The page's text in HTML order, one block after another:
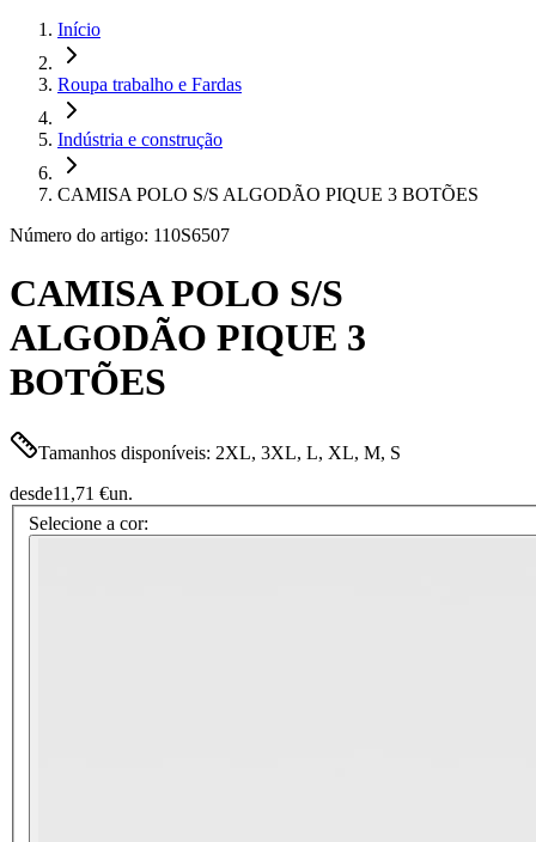
Início
Roupa trabalho e Fardas
Indústria e construção
CAMISA POLO S/S ALGODÃO PIQUE 3 BOTÕES
Número do artigo: 110S6507
CAMISA POLO S/S
ALGODÃO PIQUE 3
BOTÕES
Tamanhos disponíveis: 2XL, 3XL, L, XL, M, S
desde11,71 €un.
Selecione a cor: